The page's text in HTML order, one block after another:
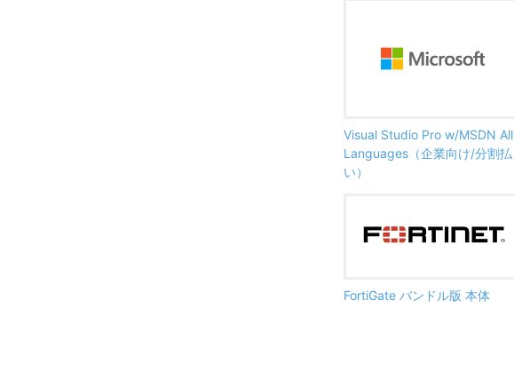
Visual Studio Pro w/MSDN All
Languages（企業向け/分割払
い）
FortiGate バンドル版 本体